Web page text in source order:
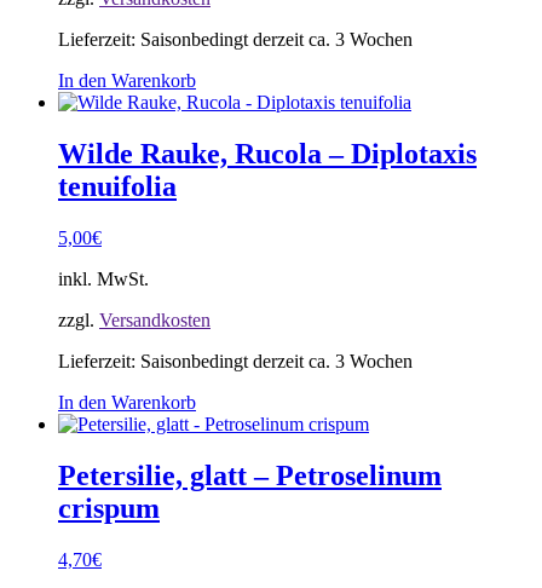
Lieferzeit: Saisonbedingt derzeit ca. 3 Wochen
In den Warenkorb
Wilde Rauke, Rucola – Diplotaxis
tenuifolia
5,00€
inkl. MwSt.
zzgl. Versandkosten
Lieferzeit: Saisonbedingt derzeit ca. 3 Wochen
In den Warenkorb
Petersilie, glatt – Petroselinum
crispum
4,70€